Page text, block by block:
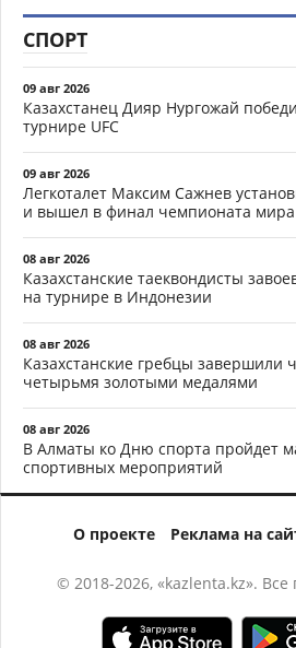
СПОРТ
09 авг 2026
Казахстанец Дияр Нургожай
турнире UFC
09 авг 2026
Легкоталет Максим Сажнев
и вышел в финал чемпионата мира
08 авг 2026
Казахстанские таеквондисты
на турнире в Индонезии
08 авг 2026
Казахстанские гребцы завершили
четырьмя золотыми медалями
08 авг 2026
В Алматы ко Дню спорта пройдет
спортивных мероприятий
О проекте Реклама на
© 2018-2026, «kazlenta.kz».